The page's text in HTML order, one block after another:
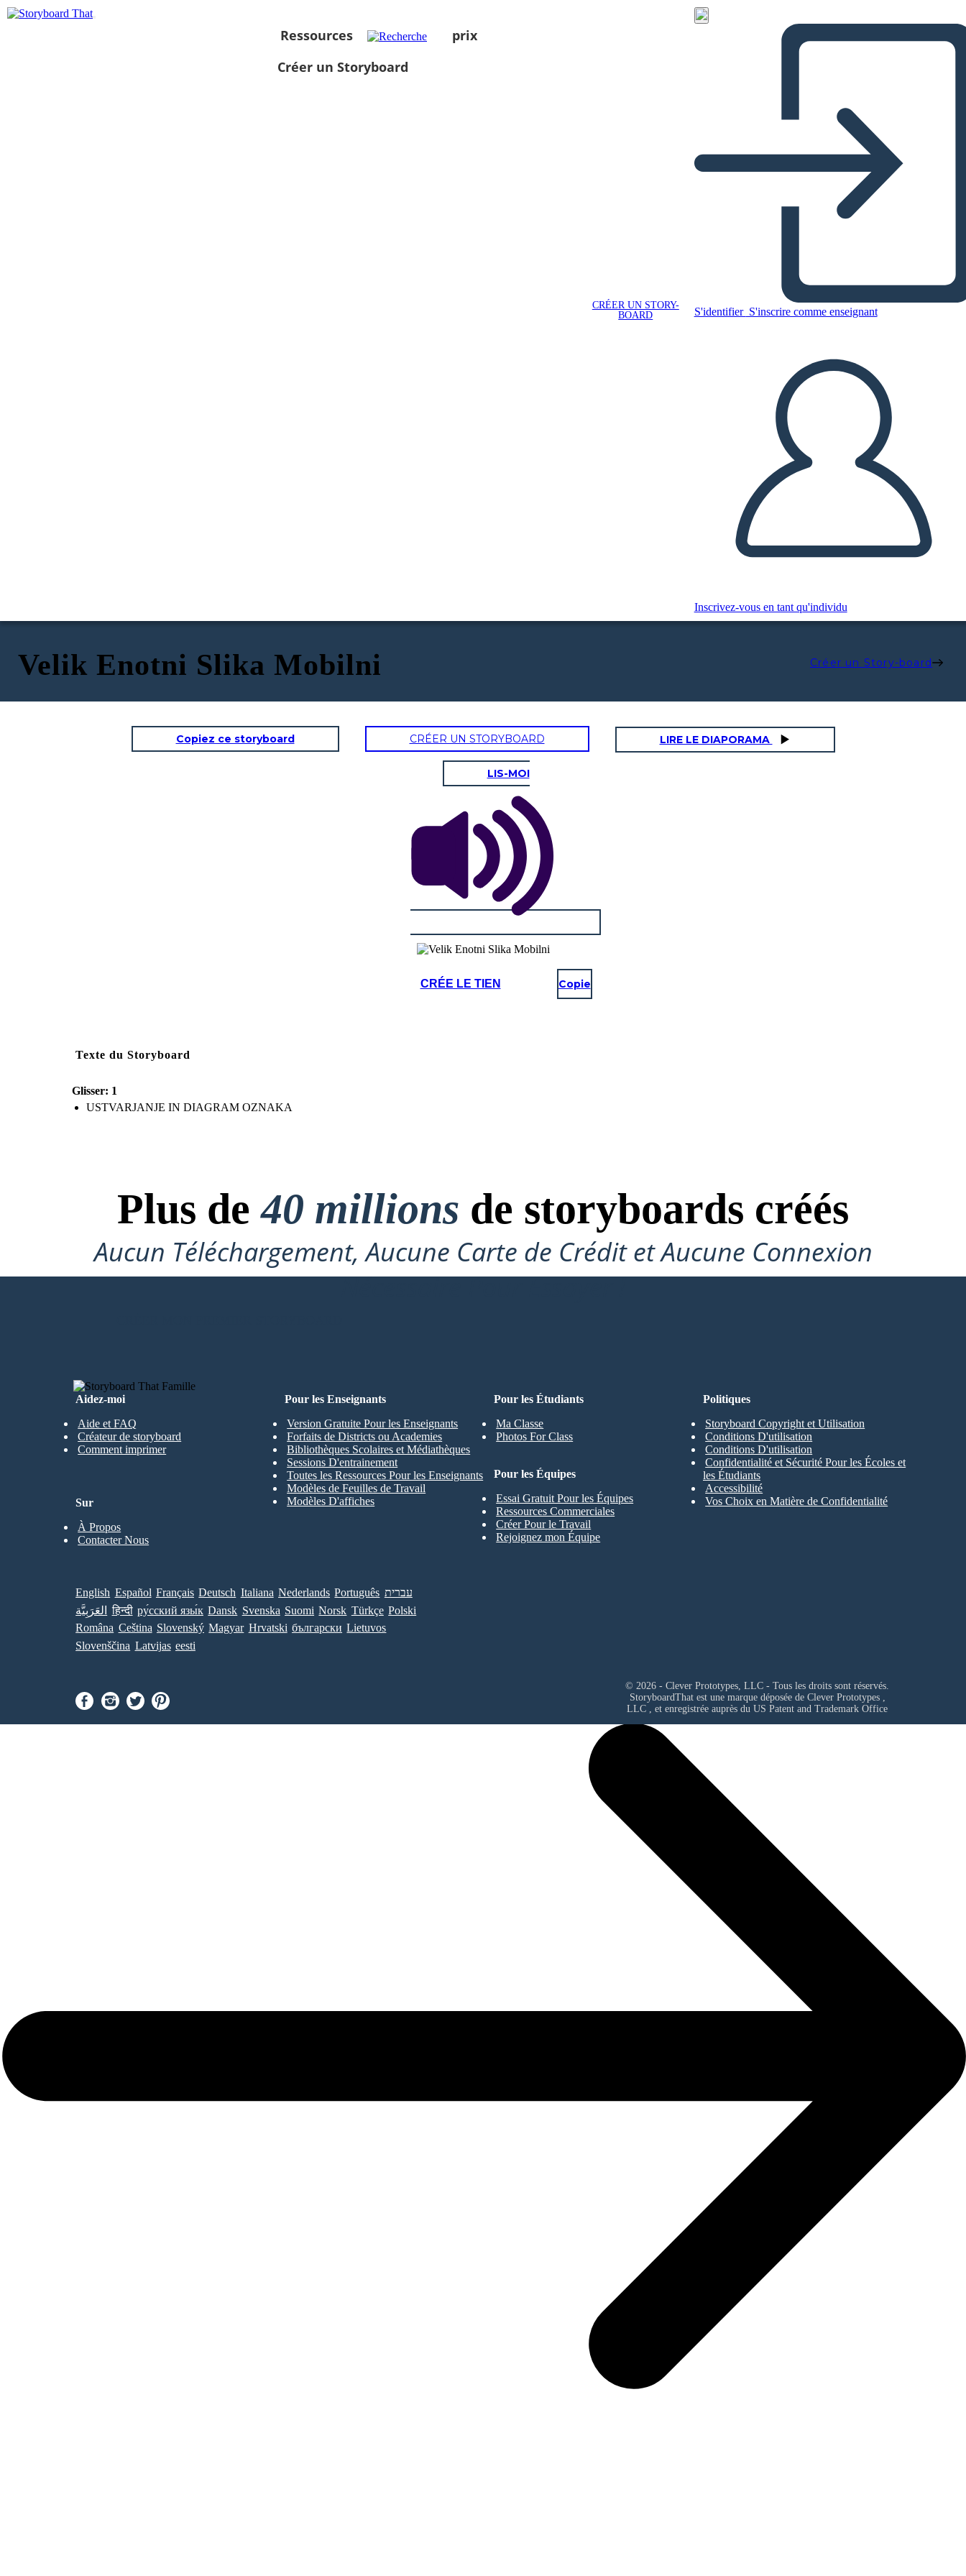
Ressources
prix
Créer un Storyboard
CRÉER UN STORY-
BOARD
S'identifier S'inscrire comme enseignant
Inscrivez-vous en tant qu'individu
Velik Enotni Slika Mobilni Créer un Story-board
Copiez ce storyboard CRÉER UN STORYBOARD LIRE LE DIAPORAMA
LIS-MOI
CRÉE LE TIEN Copie
Texte du Storyboard
Glisser: 1
USTVARJANJE IN DIAGRAM OZNAKA
Plus de40 millions de storyboards créés
Aucun Téléchargement, Aucune Carte de Crédit et Aucune Connexion
Nécessaire Pour Essayer !
Aidez-moi
Aide et FAQ
Créateur de storyboard
Comment imprimer
Pour les Étudiants
Ma Classe
Photos For Class
Pour les Enseignants
Version Gratuite Pour les Enseignants
Forfaits de Districts ou Academies
Bibliothèques Scolaires et Médiathèques
Sessions D'entrainement
Toutes les Ressources Pour les Enseignants
Modèles de Feuilles de Travail
Modèles D'affiches
Pour les Équipes
Essai Gratuit Pour les Équipes
Ressources Commerciales
Créer Pour le Travail
Rejoignez mon Équipe
Sur
À Propos
Contacter Nous
Politiques
Storyboard Copyright et Utilisation
Conditions D'utilisation
Conditions D'utilisation
Confidentialité et Sécurité Pour les Écoles et
les Étudiants
Accessibilité
Vos Choix en Matière de Confidentialité
English Español Français Deutsch Italiana Nederlands Português עברית
العَرَبِيَّة
हिन्दी ру́сский язы́к Dansk Svenska Suomi Norsk Türkçe Polski
Româna Ceština Slovenský Magyar Hrvatski български Lietuvos
Slovenščina Latvijas eesti
© 2026 - Clever Prototypes, LLC - Tous les droits sont réservés.
StoryboardThat est une marque déposée de Clever Prototypes ,
LLC , et enregistrée auprès du US Patent and Trademark Office